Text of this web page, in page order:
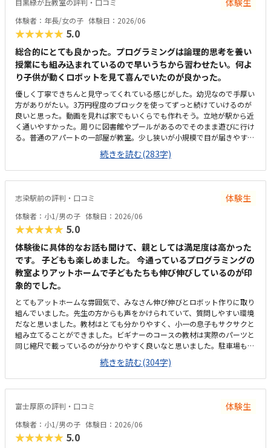
ます。教室は建物の階段上がり3階にありますが、2階〜3階は手すりが無
いので、幼児や小学生低学年にとっては慣れるまで時間が掛かりそう、親
が後ろから気をつけてサポートしてあげることになりそうと思います。教
室は恐らく8,9畳より広めの部屋で入りやすいと思います。机はこどもの
高さに合ってます。他の教室は詳しくはわかりませんが、料金設定は月二
回で平均的な心象です。兄弟で同時入会なら、キット代は半額となり割安
感はあります。教材が年齢に応じている点、先生がこどもたちにフレンド
リーでありつつも挨拶や教え方のポリシーに根拠あり明確な点です。帰り
にこどもたちに聞いたら、楽しかったやってみたいと言ってました。
目黒緑が丘教室の評判・口コミ
体験者：年長/女の子 体験日：2026/06
★★★★★ 5.0
総合的にとても良かった。プログラミングは論理的思考を養い
授業にも組み込まれているので早いうちから習わせたい。何よ
り子供が動くロボットを見て喜んでいたのが良かった。
優しく丁寧できちんと見守ってくれている感じがした。幼児なので手厚い
方がありがたい。3万円程度のブロックを使ってずっと続けていけるのが
良いと思った。動画を見れば家でもいくらでも作れそう。立地が駅から近
く通いやすかった。周りに図書館やプールがあるのでそのまま遊びに行け
る。普通のアパートの一部屋が教室。少し狭いが小規模で目が届きやすく
良いと思った。内装は綺麗。一月に2回で1万円なので少し高く感じる。振
替も別教室に行かなければならずそこだけ少し面倒。レベルに合わせたカ
リキュラムが良かった。ブロック教材をずっと使い続けられるのもいい。
大会もあり刺激になりそうで良かった。
続きを読む(283字)
志染駅前の評判・口コミ 体験生
体験者：小1/男の子 体験日：2026/06
★★★★★ 5.0
体験後に具体的なお話も聞けて、親としては満足度は高かった
です。 子どもも楽しめました。 今通っているプログラミングの
教室よりアットホームで子どもたちも伸び伸びしているのが印
象的でした。
とてもアットホームな雰囲気で、みなさん伸び伸びとロボット作りに取り
組んでいました。先生の方からも声をかけられていて、質問しやすい環境
だなと思いました。教材はとても分かりやすく、小一の息子もサクサクと
組み立てることができました。ビギナーのコースの教材は実際のパーツと
同じ縮尺で載っているのが分かりやすく良いなと思いました。駐車場も完
備されており雨の日にも濡れずに教室まで行けるのはとても便利だと思い
ました。また駅近なのもよいです。アットホームで良かったです。広さも
十分で、設備も整っており、集中できる環境だと思いました。妥当な金額
だと思いました。内容的にも授業回数も月2回ということでちょうど良い
続きを読む(304字)
富士厚原の評判・口コミ 体験生
体験者：小1/男の子 体験日：2026/06
★★★★★ 5.0